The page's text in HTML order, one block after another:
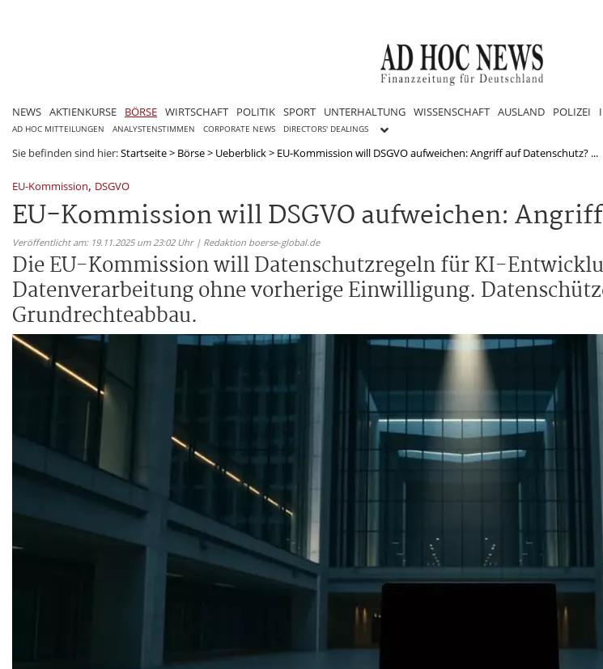
NEWS AKTIENKURSE BÖRSE WIRTSCHAFT POLITIK SPORT UNTERHALTUNG WISSENSCHAFT AUSLAND POLIZEI
AD HOC MITTEILUNGEN ANALYSTENSTIMMEN CORPORATE NEWS DIRECTORS' DEALINGS
Sie befinden sind hier:Startseite> Börse> Ueberblick> EU-Kommission will DSGVO aufweichen: Angriff auf Datenschutz? ...
EU-Kommission, DSGVO
EU-Kommission will DSGVO aufweichen:
Veröffentlicht am: 19.11.2025 um 23:02 Uhr | Redaktion boerse-global.de
Die EU-Kommission will Datenschutzregeln für KI-
Datenverarbeitung ohne vorherige Einwilligung.
Grundrechteabbau.